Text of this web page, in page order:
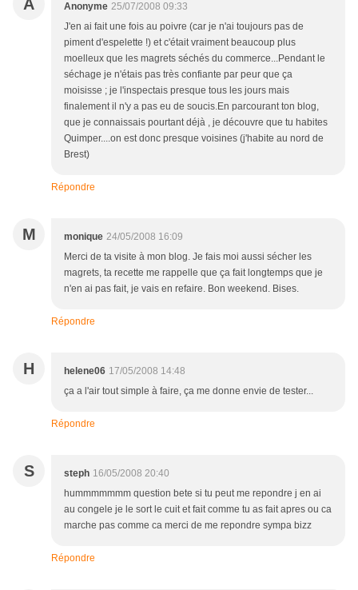
A Anonyme 25/07/2008 09:33
J'en ai fait une fois au poivre (car je n'ai toujours pas de
piment d'espelette !) et c'était vraiment beaucoup plus
moelleux que les magrets séchés du commerce...Pendant le
séchage je n'étais pas très confiante par peur que ça
moisisse ; je l'inspectais presque tous les jours mais
finalement il n'y a pas eu de soucis.En parcourant ton blog,
que je connaissais pourtant déjà , je découvre que tu habites
Quimper....on est donc presque voisines (j'habite au nord de
Brest)
Répondre
M monique 24/05/2008 16:09
Merci de ta visite à mon blog. Je fais moi aussi sécher les
magrets, ta recette me rappelle que ça fait longtemps que je
n'en ai pas fait, je vais en refaire. Bon weekend. Bises.
Répondre
H helene06 17/05/2008 14:48
ça a l'air tout simple à faire, ça me donne envie de tester...
Répondre
S steph 16/05/2008 20:40
hummmmmmm question bete si tu peut me repondre j en ai
au congele je le sort le cuit et fait comme tu as fait apres ou ca
marche pas comme ca merci de me repondre sympa bizz
Répondre